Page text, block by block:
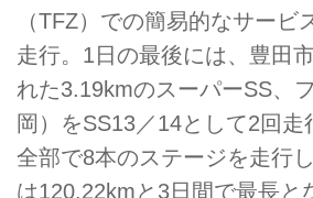
（TFZ）での簡易的なサービ
走行。1日の最後には、豊田
れた3.19kmのスーパーSS、
岡）をSS13／14として2回走
全部で8本のステージを走行
は120.22kmと3日間で最長と